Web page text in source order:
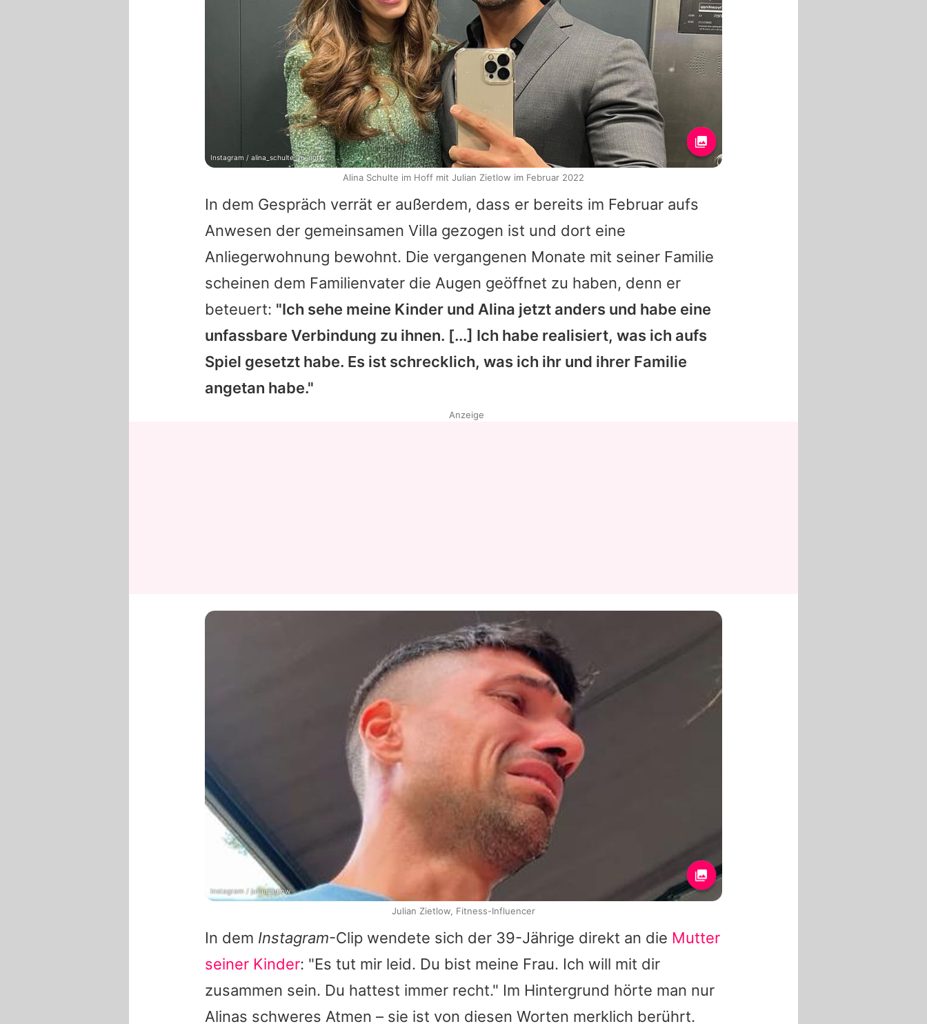
In dem Gespräch verrät er außerdem, dass er bereits im Februar aufs
Anwesen der gemeinsamen Villa gezogen ist und dort eine
Anliegerwohnung bewohnt. Die vergangenen Monate mit seiner Familie
scheinen dem Familienvater die Augen geöffnet zu haben, denn er
beteuert: "Ich sehe meine Kinder und Alina jetzt anders und habe eine
unfassbare Verbindung zu ihnen. [...] Ich habe realisiert, was ich aufs
Spiel gesetzt habe. Es ist schrecklich, was ich ihr und ihrer Familie
angetan habe."
In dem Instagram-Clip wendete sich der 39-Jährige direkt an die Mutter
seiner Kinder: "Es tut mir leid. Du bist meine Frau. Ich will mit dir
zusammen sein. Du hattest immer recht." Im Hintergrund hörte man nur
Alinas schweres Atmen – sie ist von diesen Worten merklich berührt.
Instagram / alina_schulte_im_hoff
Alina Schulte im Hoff mit Julian Zietlow im Februar 2022
Anzeige
Instagram / julianzietlow
Julian Zietlow, Fitness-Influencer